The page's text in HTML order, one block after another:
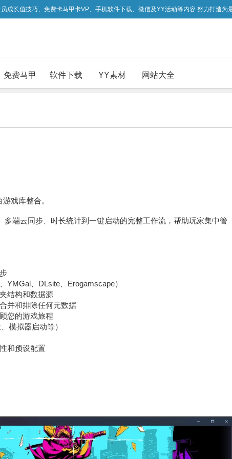
长值技巧、免费卡马甲卡VP、手机软件下载、微信及YY活动等内容 努力打造为
免费马甲 软件下载 YY素材 网站大全
戏库整合。
多端云同步、时长统计到一键启动的完整工作流，帮助玩家集中管
YMGal、DLsite、Erogamscape）
结构和数据源
并和排除任何元数据
您的游戏旅程
模拟器启动等）
和预设配置